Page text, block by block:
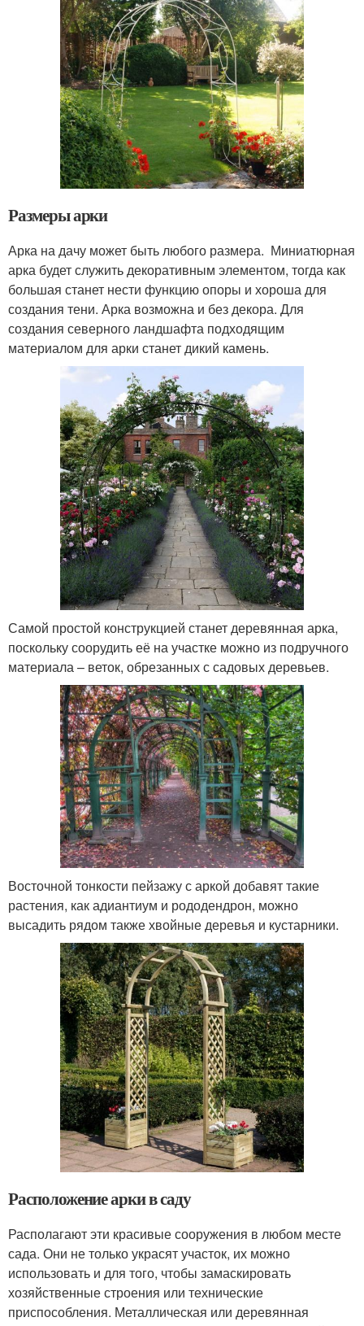
Размеры арки
Арка на дачу может быть любого размера. Миниатюрная
арка будет служить декоративным элементом, тогда как
большая станет нести функцию опоры и хороша для
создания тени. Арка возможна и без декора. Для
создания северного ландшафта подходящим
материалом для арки станет дикий камень.
Самой простой конструкцией станет деревянная арка,
поскольку соорудить её на участке можно из подручного
материала – веток, обрезанных с садовых деревьев.
Восточной тонкости пейзажу с аркой добавят такие
растения, как адиантиум и рододендрон, можно
высадить рядом также хвойные деревья и кустарники.
Расположение арки в саду
Располагают эти красивые сооружения в любом месте
сада. Они не только украсят участок, их можно
использовать и для того, чтобы замаскировать
хозяйственные строения или технические
приспособления. Металлическая или деревянная